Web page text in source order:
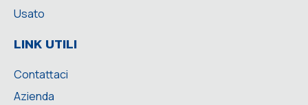
Usato
LINK UTILI
Contattaci
Azienda